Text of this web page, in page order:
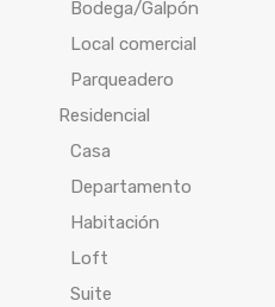
Bodega/Galpón
Local comercial
Parqueadero
Residencial
Casa
Departamento
Habitación
Loft
Suite